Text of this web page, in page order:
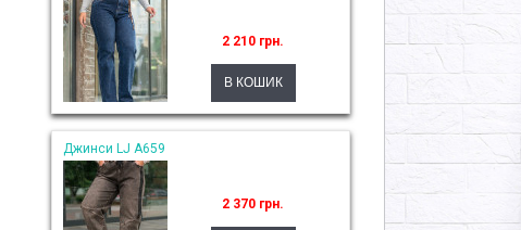
2 210 грн.
Джинси LJ A659
2 370 грн.